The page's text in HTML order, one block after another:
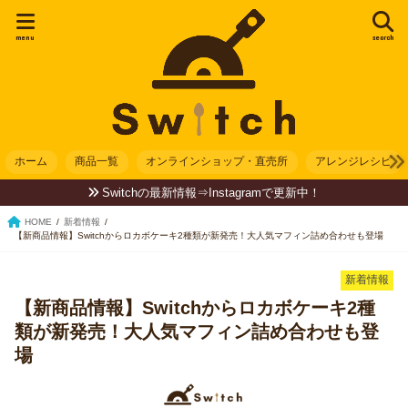
search
menu
ホーム 商品一覧 オンラインショップ・直売所 アレンジレシピ
Switchの最新情報⇒Instagramで更新中！
HOME
新着情報
【新商品情報】Switchからロカボケーキ2種類が新発売！大人気マフィン詰め合わせも登場
新着情報
【新商品情報】Switchからロカボケーキ2種
類が新発売！大人気マフィン詰め合わせも登
場